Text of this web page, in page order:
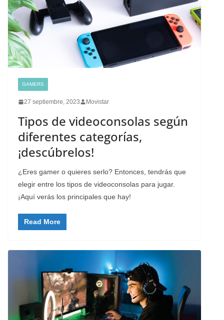
GAMERS
27 septiembre, 2023 Movistar
Tipos de videoconsolas según
diferentes categorías,
¡descúbrelos!
¿Eres gamer o quieres serlo? Entonces, tendrás que
elegir entre los tipos de videoconsolas para jugar.
¡Aquí verás los principales que hay!
Read More